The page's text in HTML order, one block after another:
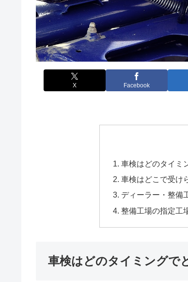
X Facebook
車検はどのタイミ
車検はどこで受け
ディーラー・整備
整備工場の指定工
車検はどのタイミングで